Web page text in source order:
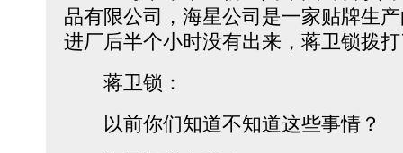
品有限公司，海星公司是一家贴牌生
进厂后半个小时没有出来，蒋卫锁拨
蒋卫锁：
以前你们知道不知道这些事情？